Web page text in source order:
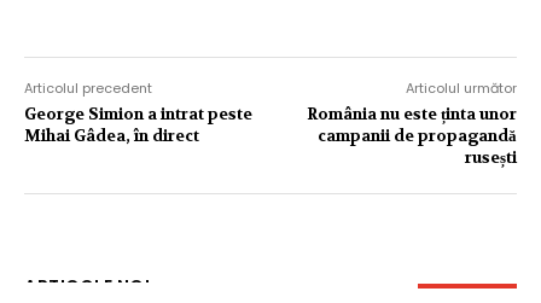
Articolul precedent
George Simion a intrat peste
Mihai Gâdea, în direct
Articolul următor
România nu este ținta unor
campanii de propagandă
rusești
ARTICOLE NOI